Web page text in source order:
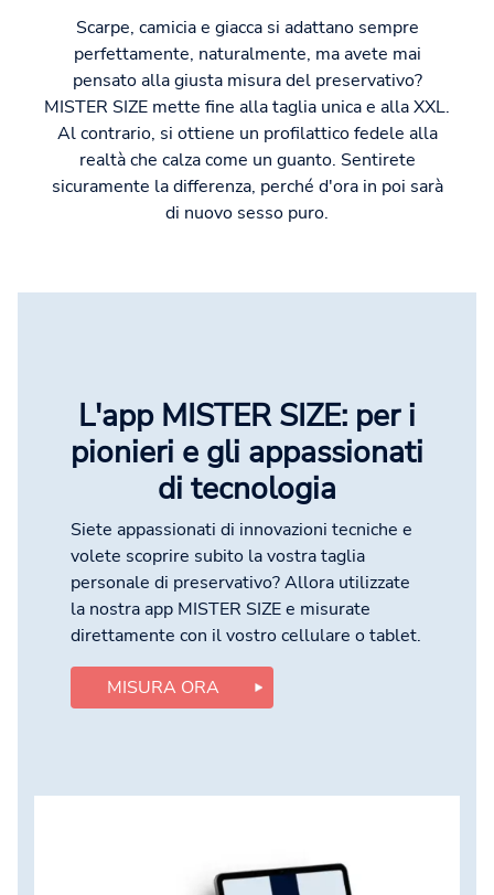
Scarpe, camicia e giacca si adattano sempre
perfettamente, naturalmente, ma avete mai
pensato alla giusta misura del preservativo?
MISTER SIZE mette fine alla taglia unica e alla XXL.
Al contrario, si ottiene un profilattico fedele alla
realtà che calza come un guanto. Sentirete
sicuramente la differenza, perché d'ora in poi sarà
di nuovo sesso puro.
L'app MISTER SIZE: per i
pionieri e gli appassionati
di tecnologia
Siete appassionati di innovazioni tecniche e
volete scoprire subito la vostra taglia
personale di preservativo? Allora utilizzate
la nostra app MISTER SIZE e misurate
direttamente con il vostro cellulare o tablet.
MISURA ORA